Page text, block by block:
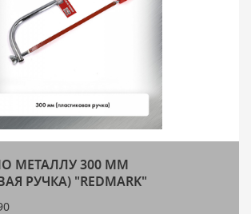
МЕТАЛЛУ 300 ММ
РУЧКА) "REDMARK"